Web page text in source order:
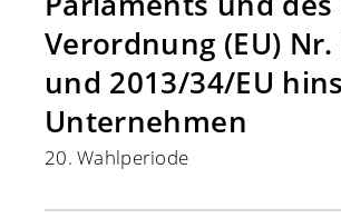
Verordnung (EU)
und 2013/34/EU
Unternehmen
20. Wahlperiode